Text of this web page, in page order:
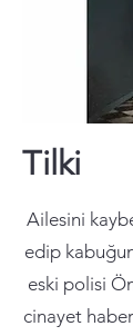
Tilki
Ailesini
edip
eski polisi
cinayet